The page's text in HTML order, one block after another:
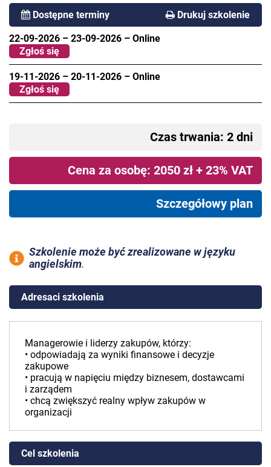
Dostępne terminy Drukuj szkolenie
22-09-2026 – 23-09-2026 – Online
Zgłoś się
19-11-2026 – 20-11-2026 – Online
Zgłoś się
Czas trwania: 2 dni
Cena za osobę: 2050 zł + 23% VAT
Szczegółowy plan
Szkolenie może być zrealizowane w języku
angielskim.
Adresaci szkolenia
Managerowie i liderzy zakupów, którzy:
• odpowiadają za wyniki finansowe i decyzje
zakupowe
• pracują w napięciu między biznesem, dostawcami
i zarządem
• chcą zwiększyć realny wpływ zakupów w
organizacji
Cel szkolenia